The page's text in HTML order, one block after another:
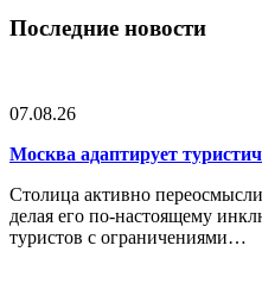
Последние новости
07.08.26
Москва адаптирует
Столица активно
делая его по-настоящему
туристов с ограничениями…